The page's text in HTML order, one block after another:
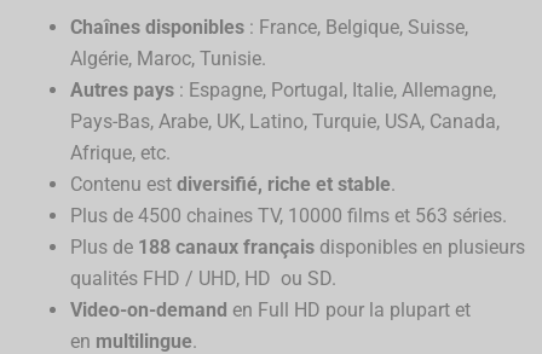
Chaînes disponibles : France, Belgique, Suisse,
Algérie, Maroc, Tunisie.
Autres pays : Espagne, Portugal, Italie, Allemagne,
Pays-Bas, Arabe, UK, Latino, Turquie, USA, Canada,
Afrique, etc.
Contenu est diversifié, riche et stable.
Plus de 4500 chaines TV, 10000 films et 563 séries.
Plus de 188 canaux français disponibles en plusieurs
qualités FHD / UHD, HD ou SD.
Video-on-demand en Full HD pour la plupart et
en multilingue.